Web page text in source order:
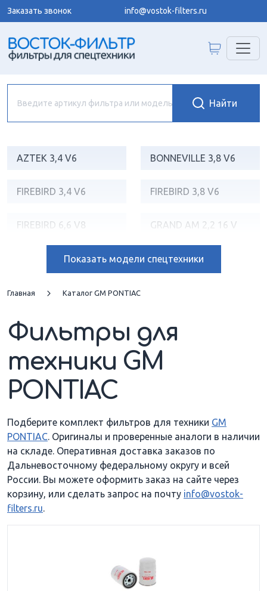
Заказать звонок info@vostok-filters.ru
AZTEK 3,4 V6 BONNEVILLE 3,8 V6
FIREBIRD 3,4 V6 FIREBIRD 3,8 V6
FIREBIRD 6,6 V8 GRAND AM 2,2 16 V
GRAND AM 3,1 V6 GRAND PRIX 3,1 V6
GRAND PRIX 3,8 V6
TRANS SPORT 2,3 L TRANS SPORT 3,1 V6
TRANS SPORT 3,4 V6 TRANS SPORT 3,8 V6
Показатьмодели спецтехники
Главная Каталог GM PONTIAC
Фильтры для
техники GM
PONTIAC
Подберите комплект фильтров для техники GM
PONTIAC. Оригиналы и проверенные аналоги в наличии
на складе. Оперативная доставка заказов по
Дальневосточному федеральному округу и всей
России. Вы можете оформить заказ на сайте через
корзину, или сделать запрос на почту info@vostok-
filters.ru.